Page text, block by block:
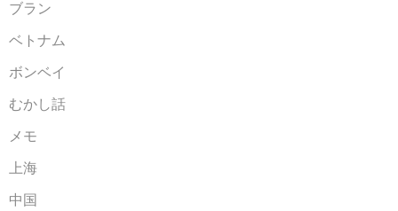
ブラン
ベトナム
ボンベイ
むかし話
メモ
上海
中国